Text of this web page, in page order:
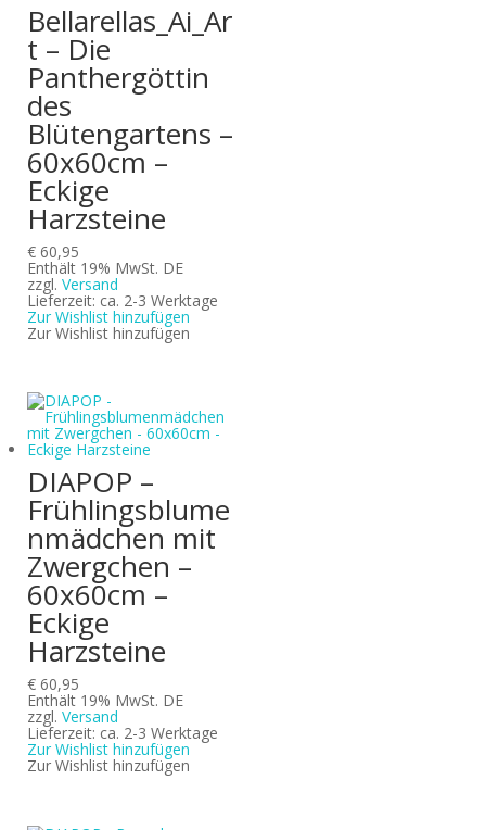
Bellarellas_Ai_Ar
t – Die
Panthergöttin
des
Blütengartens –
60x60cm –
Eckige
Harzsteine
€ 60,95
Enthält 19% MwSt. DE
zzgl.Versand
Lieferzeit: ca. 2-3 Werktage
Zur Wishlist hinzufügen
Zur Wishlist hinzufügen
DIAPOP –
Frühlingsblume
nmädchen mit
Zwergchen –
60x60cm –
Eckige
Harzsteine
€ 60,95
Enthält 19% MwSt. DE
zzgl.Versand
Lieferzeit: ca. 2-3 Werktage
Zur Wishlist hinzufügen
Zur Wishlist hinzufügen